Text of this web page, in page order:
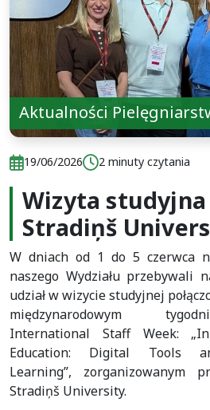
Aktualności
Data publikacji:
19/06/2026Czas czytania:
2 minuty czytania
Wizyta studyjna
Stradiņš
Data publikacji:
19/06/2026Czas czytania:
2 minuty
W dniach od 1 do 5 czerwca
naszego Wydziału przebywali
udział w wizycie studyjnej
międzynarodowym
International Staff Week:
Education: Digital Tools
Learning”, zorganizowanym
Stradiņš University.